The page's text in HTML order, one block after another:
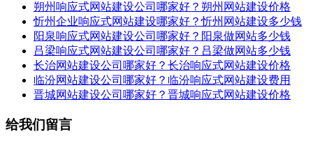
朔州响应式网站建设公司哪家好？朔州网站建设价格
忻州企业响应式网站建设哪家好？忻州网站建设多少钱
阳泉响应式网站建设公司哪家好？阳泉做网站多少钱
吕梁响应式网站建设公司哪家好？吕梁做网站多少钱
长治网站建设公司哪家好？长治响应式网站建设价格
临汾网站建设公司哪家好？临汾响应式网站建设费用
晋城网站建设公司哪家好？晋城响应式网站建设价格
给我们留言